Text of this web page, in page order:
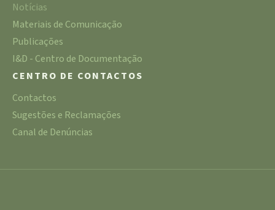
Notícias
Materiais de Comunicação
Publicações
I&D - Centro de Documentação
CENTRO DE CONTACTOS
Contactos
Sugestões e Reclamações
Canal de Denúncias